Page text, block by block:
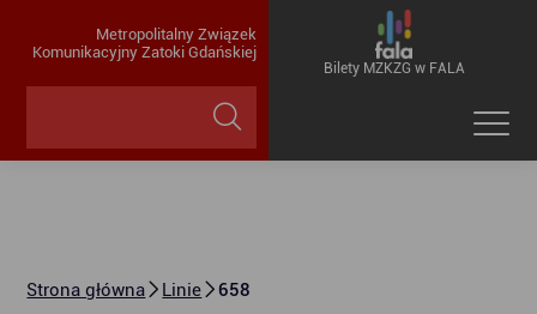
Metropolitalny Związek
Komunikacyjny Zatoki Gdańskiej
Bilety MZKZG w FALA
Strona główna Linie 658